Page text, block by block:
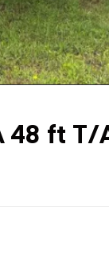
Omitir
48 ft